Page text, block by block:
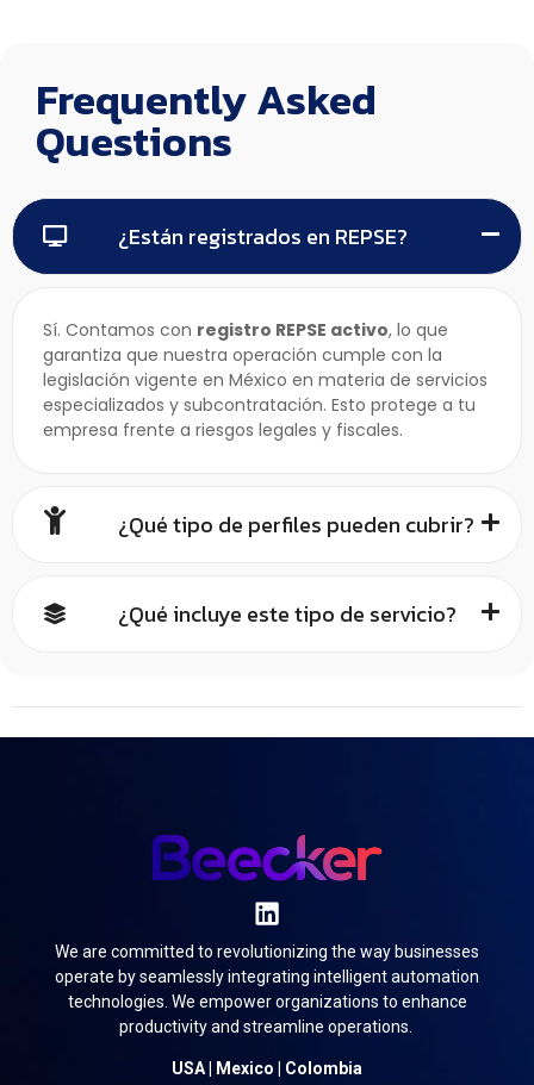
Frequently Asked
Questions
¿Están registrados en REPSE?
Sí. Contamos con registro REPSE activo, lo que
garantiza que nuestra operación cumple con la
legislación vigente en México en materia de servicios
especializados y subcontratación. Esto protege a tu
empresa frente a riesgos legales y fiscales.
¿Qué tipo de perfiles pueden cubrir?
¿Qué incluye este tipo de servicio?
We are committed to revolutionizing the way businesses
operate by seamlessly integrating intelligent automation
technologies. We empower organizations to enhance
productivity and streamline operations.
USA | Mexico | Colombia